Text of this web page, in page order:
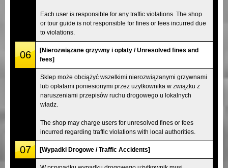
Each user is responsible for any traffic violations. The shop
or tour guide is not responsible for fines or fees incurred due
to violations.
06
[Nierozwiązane grzywny i opłaty / Unresolved fines and
fees]
Sklep może obciążyć wszelkimi nierozwiązanymi grzywnami
lub opłatami poniesionymi przez użytkownika w związku z
naruszeniami przepisów ruchu drogowego u lokalnych
władz.
The shop may charge users for unresolved fines or fees
incurred regarding traffic violations with local authorities.
07 [Wypadki Drogowe / Traffic Accidents]